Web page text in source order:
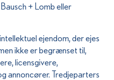
+ Lomb eller
ejendom, der ejes
ikke er begrænset til,
licensgivere,
annoncører. Tredjeparters